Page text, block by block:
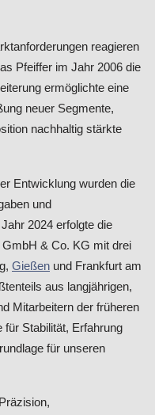
reagieren
Pfeiffer im Jahr 2006 die
ermöglichte eine
neuer Segmente,
nachhaltig stärkte
Entwicklung wurden die
und
2024 erfolgte die
& Co. KG mit drei
Gießen und Frankfurt am
aus langjährigen,
Mitarbeitern der früheren
für Stabilität, Erfahrung
für unseren